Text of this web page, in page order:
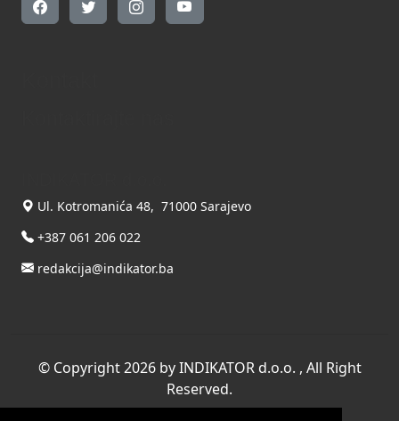
Ul. Kotromanića 48, 71000 Sarajevo
+387 061 206 022
redakcija@indikator.ba
© Copyright 2026 by INDIKATOR d.o.o. , All Right
Reserved.